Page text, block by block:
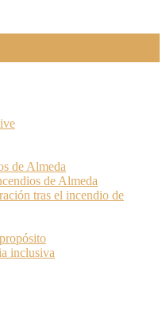
de Almeda
de Almeda
tras el incendio de
inclusiva